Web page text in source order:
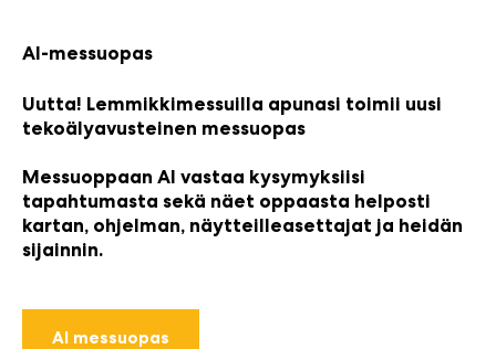
AI-messuopas
Uutta! Lemmikkimessuilla apunasi toimii uusi
tekoälyavusteinen messuopas
Messuoppaan AI vastaa kysymyksiisi
tapahtumasta sekä näet oppaasta helposti
kartan, ohjelman, näytteilleasettajat ja heidän
sijainnin.
AI messuopas